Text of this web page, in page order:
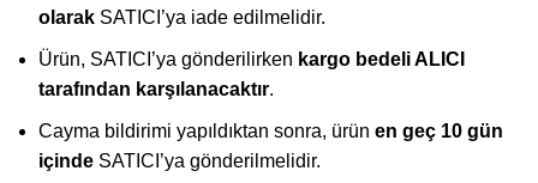
olarak SATICI’ya iade edilmelidir.
Ürün, SATICI’ya gönderilirken kargo bedeli ALICI
tarafından karşılanacaktır.
Cayma bildirimi yapıldıktan sonra, ürün en geç 10 gün
içinde SATICI’ya gönderilmelidir.